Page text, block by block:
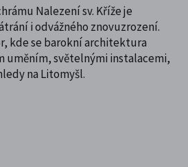
Nalezení sv. Kříže je
i odvážného znovuzrození.
kde se barokní architektura
uměním, světelnými instalacemi,
na Litomyšl.